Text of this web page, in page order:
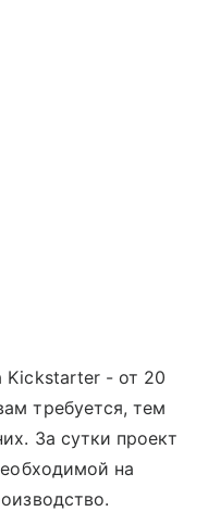
Kickstarter - от 20
требуется, тем
За сутки проект
на